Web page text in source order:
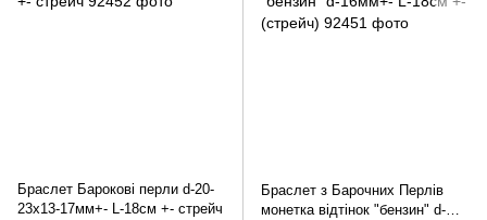
Браслет Барокові перли d-20-
23х13-17мм+- L-18см +- стрейч
Браслет з Барочних Перлів
монетка відтінок "бензин" d-